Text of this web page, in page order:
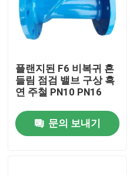
플랜지된 F6 비복귀 흔
들림 점검 밸브 구상 흑
연 주철 PN10 PN16
문의 보내기